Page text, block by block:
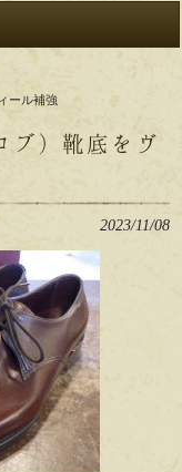
ール補強
ブ）靴底をヴ
2023/11/08